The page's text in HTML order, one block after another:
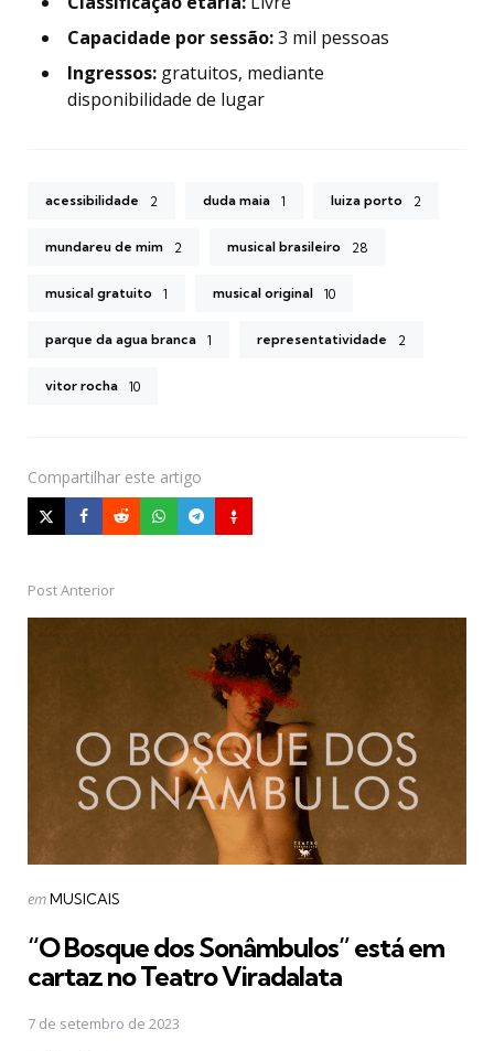
Capacidade por sessão:3 mil pessoas
Ingressos: gratuitos, mediante
disponibilidade de lugar
acessibilidade 2 duda maia 1 luiza porto 2
mundareu de mim 2 musical brasileiro 28
musical gratuito 1 musical original 10
parque da agua branca 1 representatividade 2
vitor rocha 10
Compartilhar este artigo
PostPost Anterior
Postado
emMUSICAIS
“O Bosque dos Sonâmbulos” está em
cartaz no Teatro Viradalata
7 de setembro de 2023